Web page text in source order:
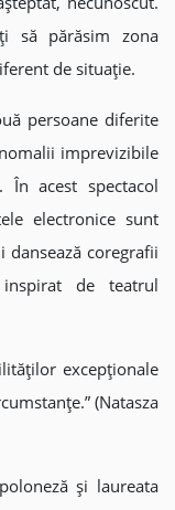
să părăsim zona
de situație.
persoane diferite
imprevizibile
acest spectacol
electronice sunt
coregrafii
de teatrul
excepționale
(Natasza
și laureata